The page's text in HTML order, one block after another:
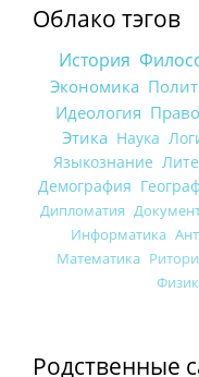
Облако тэгов
История
Экономика
Идеология Право
Этика Наука
Языкознание
Демография
Дипломатия
Информатика
Математика
Родственные